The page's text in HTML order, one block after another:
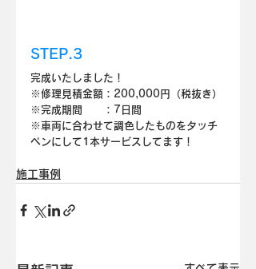
STEP.3
完成いたしました！
※修理見積金額：200,000円（税抜き）
※完成期間　　：7日間
※車両に合わせて調色したものをタッチ
ペンにして1本サービスしてます！
施工事例